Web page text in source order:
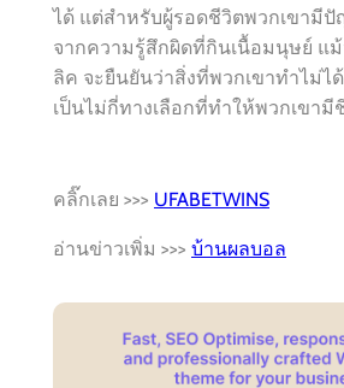
ได้ แต่สำหรับผู้รอดชีวิตพวกเขามีปั
จากความรู้สึกผิดที่กินเนื้อมนุษย์ แ
ลิค จะยืนยันว่าสิ่งที่พวกเขาทำไม่ไ
เป็นไม่กี่ทางเลือกที่ทำให้พวกเขามี
คลิ๊กเลย >>> UFABETWINS
อ่านข่าวเพิ่ม >>> บ้านผลบอล